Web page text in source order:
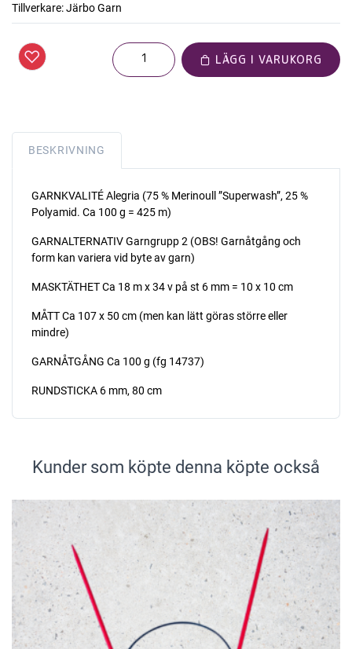
Tillverkare:Järbo Garn
LÄGG I VARUKORG
BESKRIVNING
GARNKVALITÉ Alegria (75 % Merinoull ”Superwash”, 25 %
Polyamid. Ca 100 g = 425 m)
GARNALTERNATIV Garngrupp 2 (OBS! Garnåtgång och
form kan variera vid byte av garn)
MASKTÄTHET Ca 18 m x 34 v på st 6 mm = 10 x 10 cm
MÅTT Ca 107 x 50 cm (men kan lätt göras större eller
mindre)
GARNÅTGÅNG Ca 100 g (fg 14737)
RUNDSTICKA 6 mm, 80 cm
Kunder som köpte denna köpte också